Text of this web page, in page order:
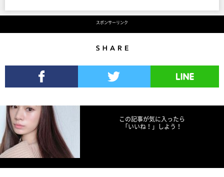
スポンサーリンク
この記事が気に入ったら
「いいね！」しよう！